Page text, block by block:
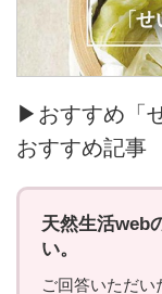
▶おすすめ「
おすすめ記事